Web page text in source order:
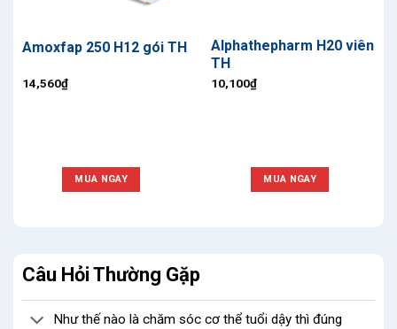
Amoxfap 250 H12 gói TH
14,560₫
MUA NGAY
Alphathepharm H20 viên
TH
10,100₫
MUA NGAY
Câu Hỏi Thường Gặp
Như thế nào là chăm sóc cơ thể tuổi dậy thì đúng